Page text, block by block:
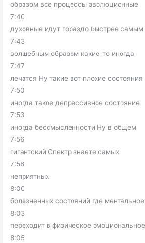
образом все процессы эволюционные
7:40
духовные идут гораздо быстрее самым
7:43
волшебным образом какие-то иногда
7:47
лечатся Ну такие вот плохие состояния
7:50
иногда такое депрессивное состояние
7:53
иногда бессмысленности Ну в общем
7:56
гигантский Спектр знаете самых
7:58
неприятных
8:00
болезненных состояний где ментальное
8:03
переходит в физическое эмоциональное
8:05